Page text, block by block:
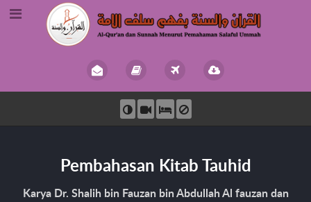
Pembahasan Kitab Tauhid
Karya Dr. Shalih bin Fauzan bin Abdullah Al fauzan dan